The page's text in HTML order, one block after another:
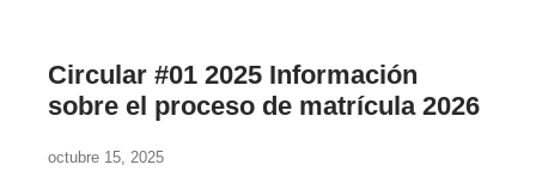
Circular #01 2025 Información
sobre el proceso de matrícula 2026
octubre 15, 2025